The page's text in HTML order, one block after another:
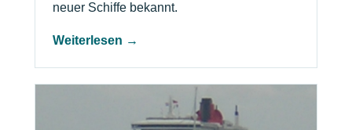
neuer Schiffe bekannt.
Weiterlesen →